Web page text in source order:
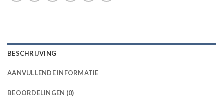
BESCHRIJVING
AANVULLENDE INFORMATIE
BEOORDELINGEN (0)